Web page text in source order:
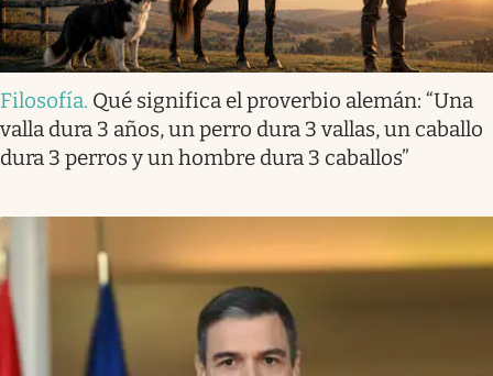
Filosofía. Qué significa el proverbio alemán: “Una
valla dura 3 años, un perro dura 3 vallas, un caballo
dura 3 perros y un hombre dura 3 caballos”